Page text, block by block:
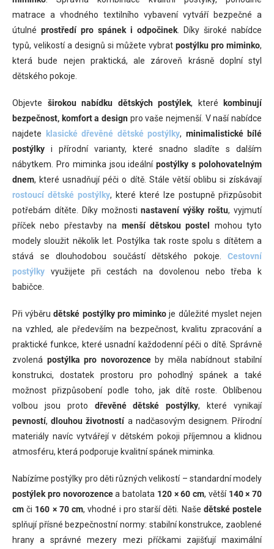
d
a
c
í
p
r
y
v
ý
p
i
s
u
matrace a vhodného textilního vybavení vytváří bezpečné a
útulné prostředí pro spánek i odpočinek . Díky široké nabídce
typů, velikostí a designů si můžete vybrat postýlku pro miminko,
která bude nejen praktická, ale zároveň krásně doplní styl
dětského pokoje.
Objevte širokou nabídku dětských postýlek, které kombinují
bezpečnost, komfort a design pro vaše nejmenší. V naší nabídce
najdete klasické dřevěné dětské postýlky, minimalistické bílé
postýlky i přírodní varianty, které snadno sladíte s dalším
nábytkem. Pro miminka jsou ideálnípostýlky s polohovatelným
dnem, které usnadňují péči o dítě. Stále větší oblibu si získávají
rostoucí dětské postýlky, které které lze postupně přizpůsobit
potřebám dítěte. Díky možnostinastavení výšky roštu, vyjmutí
příček nebo přestavby na menší dětskou postel mohou tyto
modely sloužit několik let. Postýlka tak roste spolu s dítětem a
stává se dlouhodobou součástí dětského pokoje. Cestovní
postýlky využijete při cestách na dovolenou nebo třeba k
babičce.
Při výběrudětské postýlky pro miminko je důležité myslet nejen
na vzhled, ale především na bezpečnost, kvalitu zpracování a
praktické funkce, které usnadní každodenní péči o dítě. Správně
zvolená postýlka pro novorozenceby měla nabídnout stabilní
konstrukci, dostatek prostoru pro pohodlný spánek a také
možnost přizpůsobení podle toho, jak dítě roste. Oblíbenou
volbou jsou proto dřevěné dětské postýlky, které vynikají
pevností,dlouhou životnostía nadčasovým designem. Přírodní
materiály navíc vytvářejí v dětském pokoji příjemnou a klidnou
atmosféru, která podporuje kvalitní spánek miminka.
Nabízíme postýlky pro děti různých velikostí – standardní modely
postýlek pro novorozencea batolata 120 × 60 cm, větší 140 × 70
cm či 160 × 70 cm, vhodné i pro starší děti. Naše dětské postele
splňují přísné bezpečnostní normy: stabilní konstrukce, zaoblené
hrany a správné mezery mezi příčkami zajišťují maximální